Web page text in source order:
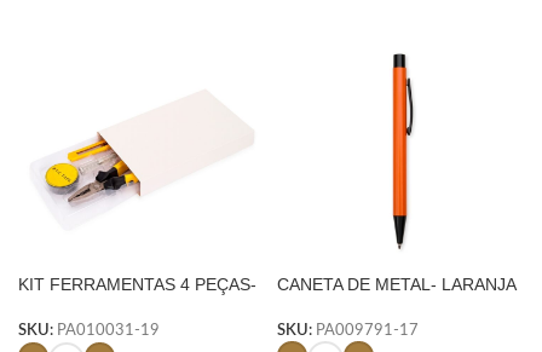
KIT FERRAMENTAS 4 PEÇAS-
SKU: PA010031-19
CANETA DE METAL- LARANJA
SKU: PA009791-17